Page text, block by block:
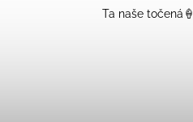
Ta naše točená🍦